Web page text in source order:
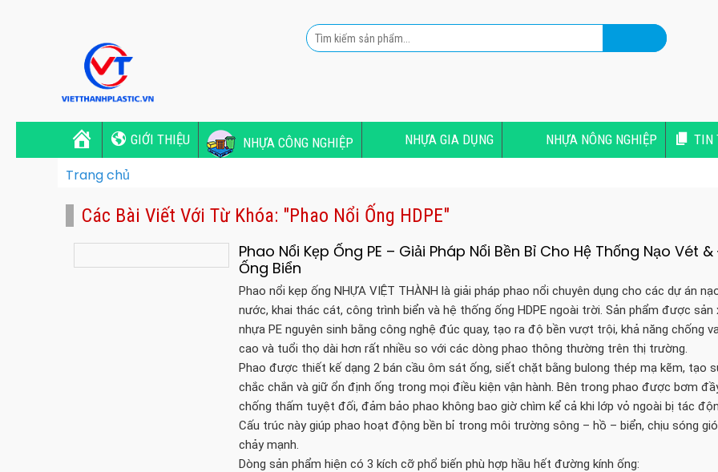
GIỚI THIỆU NHỰA CÔNG NGHIỆP NHỰA GIA DỤNG NHỰA NÔNG NGHIỆP TIN
Trang chủ
Các Bài Viết Với Từ Khóa: "phao Nổi Ống HDPE"
Phao Nổi Kẹp Ống PE – Giải Pháp Nổi Bền Bỉ Cho Hệ Thống Nạo Vét
Ống Biển
Phao nổi kẹp ống NHỰA VIỆT THÀNH là giải pháp phao nổi chuyên dụng cho các dự án
nước, khai thác cát, công trình biển và hệ thống ống HDPE ngoài trời. Sản phẩm được
nhựa PE nguyên sinh bằng công nghệ đúc quay, tạo ra độ bền vượt trội, khả năng chống
cao và tuổi thọ dài hơn rất nhiều so với các dòng phao thông thường trên thị trường.
Phao được thiết kế dạng 2 bán cầu ôm sát ống, siết chặt bằng bulong thép mạ kẽm, tạo
chắc chắn và giữ ổn định ống trong mọi điều kiện vận hành. Bên trong phao được bơm
chống thấm tuyệt đối, đảm bảo phao không bao giờ chìm kể cả khi lớp vỏ ngoài bị tác
Cấu trúc này giúp phao hoạt động bền bỉ trong môi trường sông – hồ – biển, chịu sóng
chảy mạnh.
Dòng sản phẩm hiện có 3 kích cỡ phổ biến phù hợp hầu hết đường kính ống: